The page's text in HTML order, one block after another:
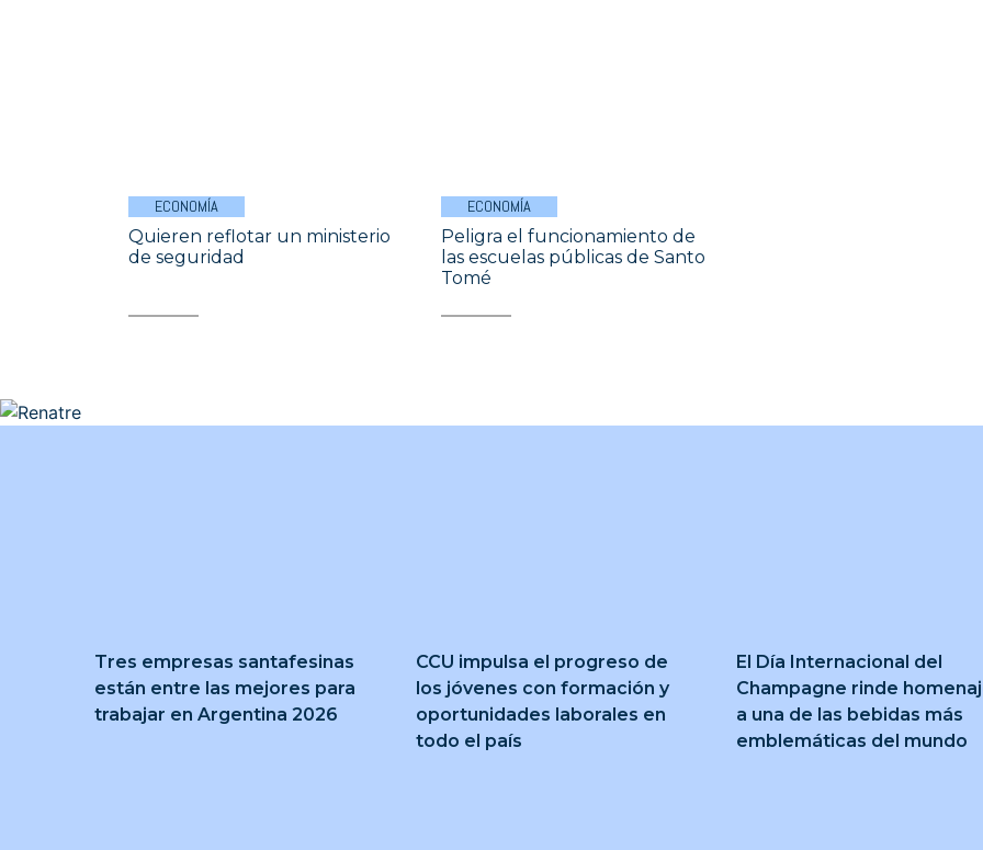
ECONOMÍA
Quieren reflotar un ministerio
de seguridad
ECONOMÍA
Peligra el funcionamiento de
las escuelas públicas de Santo
Tomé
Tres empresas santafesinas
están entre las mejores para
trabajar en Argentina 2026
CCU impulsa el progreso de
los jóvenes con formación y
oportunidades laborales en
todo el país
El Día Internacional del
Champagne rinde
a una de las bebidas más
emblemáticas del mundo